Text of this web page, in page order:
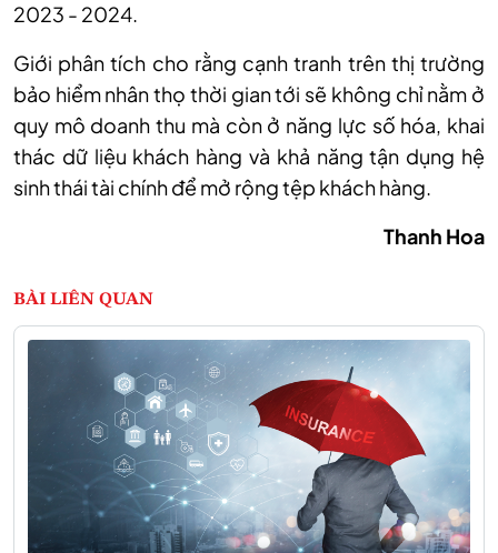
2023 - 2024.
Giới phân tích cho rằng cạnh tranh trên thị trường
bảo hiểm nhân thọ thời gian tới sẽ không chỉ nằm ở
quy mô doanh thu mà còn ở năng lực số hóa, khai
thác dữ liệu khách hàng và khả năng tận dụng hệ
sinh thái tài chính để mở rộng tệp khách hàng.
Thanh Hoa
BÀI LIÊN QUAN